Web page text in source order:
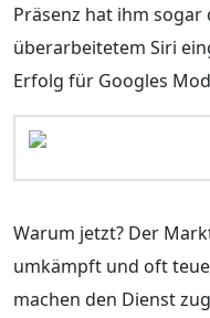
Präsenz hat ihm sogar
überarbeitetem Siri
Erfolg für Googles
Warum jetzt? Der
umkämpft und oft
machen den Dienst